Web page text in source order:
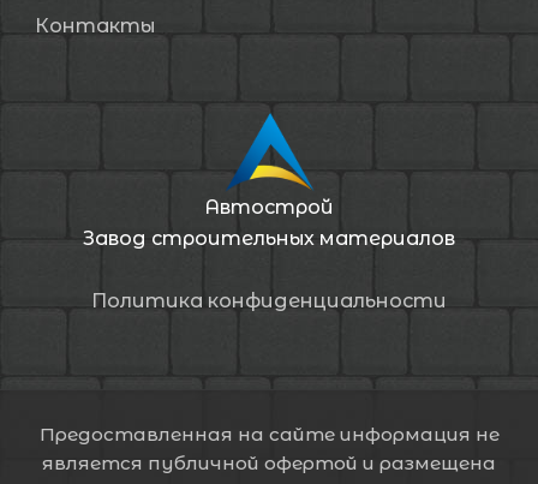
Контакты
Автострой
Завод строительных материалов
Политика конфиденциальности
Предоставленная на сайте информация не
является публичной офертой и размещена